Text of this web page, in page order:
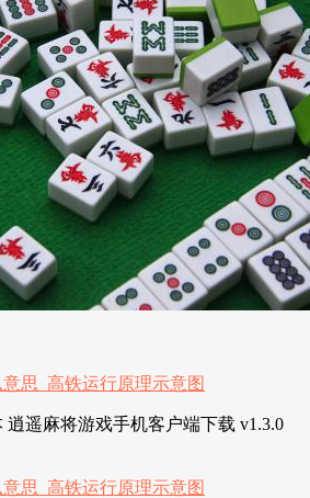
遥麻将游戏手机客户端下载 v1.3.0